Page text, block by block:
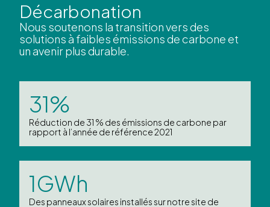
Décarbonation
Nous soutenons la transition vers des
solutions à faibles émissions de carbone et
un avenir plus durable.
31%
Réduction de 31 % des émissions de carbone par
rapport à l’année de référence 2021
1GWh
Des panneaux solaires installés sur notre site de